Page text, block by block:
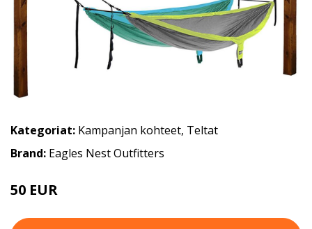
Kategoriat: Kampanjan kohteet, Teltat
Brand: Eagles Nest Outfitters
50 EUR